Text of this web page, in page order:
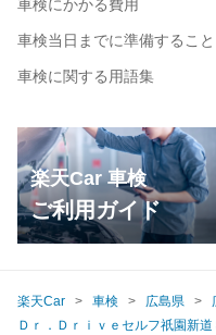
車検にかかる費用
車検当日までに準備すること
車検に関する用語集
楽天Car 車検
ご利用ガイド
楽天Car 車検 広島県
Ｄｒ．Ｄｒｉｖｅセルフ祇園新道